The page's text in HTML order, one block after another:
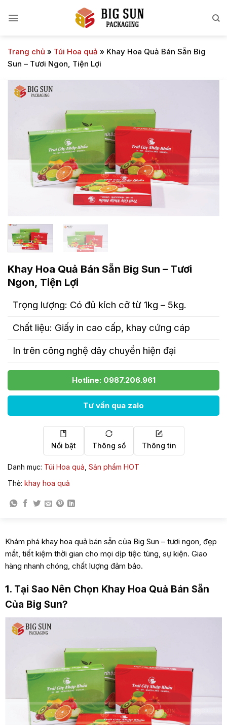
qua
Trang chủ » Túi Hoa quả » Khay Hoa Quả Bán Sẵn Big
Sun – Tươi Ngon, Tiện Lợi
Khay Hoa Quả Bán Sẵn Big Sun – Tươi
Ngon, Tiện Lợi
Trọng lượng: Có đủ kích cỡ từ 1kg – 5kg.
Chất liệu: Giấy in cao cấp, khay cứng cáp
In trên công nghệ dây chuyền hiện đại
Hotline: 0987.206.961
Tư vấn qua zalo
Nổi bật Thông số Thông tin
Danh mục: Túi Hoa quả Sản phẩm HOT
Thẻ: khay hoa quả
Khám phá khay hoa quả bán sẵn của Big Sun – tươi ngon, đẹp
mắt, tiết kiệm thời gian cho mọi dịp tiệc tùng, sự kiện. Giao
hàng nhanh chóng, chất lượng đảm bảo.
1. Tại Sao Nên Chọn Khay Hoa Quả Bán Sẵn
Của Big Sun?